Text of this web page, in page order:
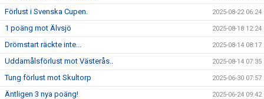
Förlust i Svenska Cupen. 2025-08-22 06:24
1 poäng mot Älvsjö 2025-08-18 12:24
Drömstart räckte inte... 2025-08-14 08:17
Uddamålsförlust mot Västerås.. 2025-08-14 07:35
Tung förlust mot Skultorp 2025-06-30 07:57
Äntligen 3 nya poäng! 2025-06-24 09:42